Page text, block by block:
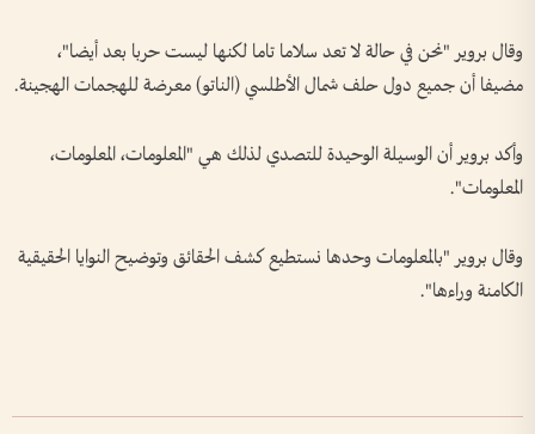
وقال بروير "نحن في حالة لا تعد سلاما تاما لكنها ليست حربا بعد أيضا"،
مضيفا أن جميع دول حلف شمال الأطلسي (الناتو) معرضة للهجمات الهجينة.
وأكد بروير أن الوسيلة الوحيدة للتصدي لذلك هي "المعلومات، المعلومات،
المعلومات".
وقال بروير "بالمعلومات وحدها نستطيع كشف الحقائق وتوضيح النوايا الحقيقية
الكامنة وراءها".